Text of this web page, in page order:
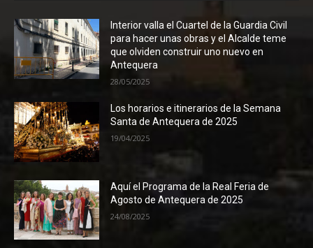
Interior valla el Cuartel de la Guardia Civil
para hacer unas obras y el Alcalde teme
que olviden construir uno nuevo en
Antequera
28/05/2025
Los horarios e itinerarios de la Semana
Santa de Antequera de 2025
19/04/2025
Aquí el Programa de la Real Feria de
Agosto de Antequera de 2025
24/08/2025